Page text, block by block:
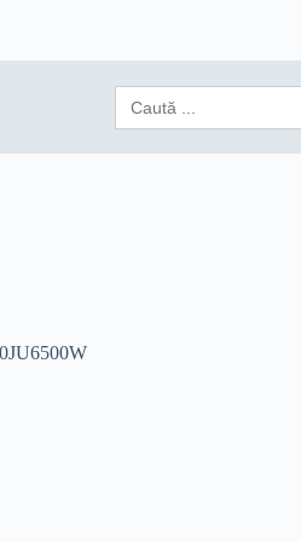
Search
for: